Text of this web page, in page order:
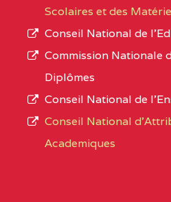
NORD-
OUEST
BAPTIST
L’offre
d’éducation
de
Scolaires et des
Conseil National de
Commission Nationale
Diplômes
Conseil National de
Conseil National
Academiques